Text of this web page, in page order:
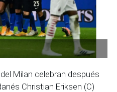
Milan celebran después
Christian Eriksen (C)